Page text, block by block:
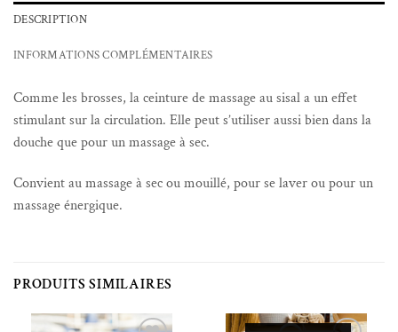
DESCRIPTION
INFORMATIONS COMPLÉMENTAIRES
Comme les brosses, la ceinture de massage au sisal a un effet
stimulant sur la circulation. Elle peut s’utiliser aussi bien dans la
douche que pour un massage à sec.
Convient au massage à sec ou mouillé, pour se laver ou pour un
massage énergique.
PRODUITS SIMILAIRES